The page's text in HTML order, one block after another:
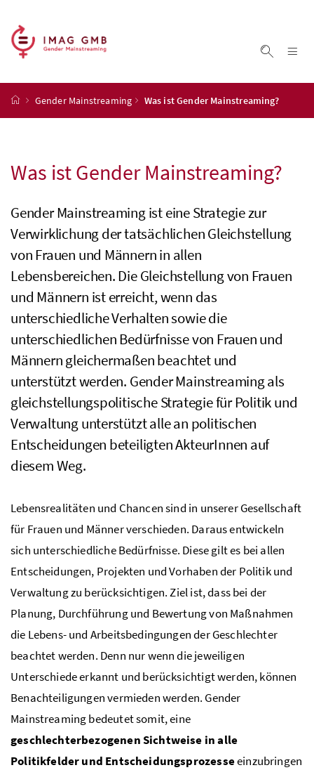
Startseite
Gender Mainstreaming Was ist Gender Mainstreaming?
Was ist Gender Mainstreaming?
Gender Mainstreaming ist eine Strategie zur
Verwirklichung der tatsächlichen Gleichstellung
von Frauen und Männern in allen
Lebensbereichen. Die Gleichstellung von Frauen
und Männern ist erreicht, wenn das
unterschiedliche Verhalten sowie die
unterschiedlichen Bedürfnisse von Frauen und
Männern gleichermaßen beachtet und
unterstützt werden. Gender Mainstreaming als
gleichstellungspolitische Strategie für Politik und
Verwaltung unterstützt alle an politischen
Entscheidungen beteiligten AkteurInnen auf
diesem Weg.
Lebensrealitäten und Chancen sind in unserer Gesellschaft
für Frauen und Männer verschieden. Daraus entwickeln
sich unterschiedliche Bedürfnisse. Diese gilt es bei allen
Entscheidungen, Projekten und Vorhaben der Politik und
Verwaltung zu berücksichtigen. Ziel ist, dass bei der
Planung, Durchführung und Bewertung von Maßnahmen
die Lebens- und Arbeitsbedingungen der Geschlechter
beachtet werden. Denn nur wenn die jeweiligen
Unterschiede erkannt und berücksichtigt werden, können
Benachteiligungen vermieden werden. Gender
Mainstreaming bedeutet somit, eine
geschlechterbezogenen Sichtweise in alle
Politikfelder und Entscheidungsprozesseeinzubringen